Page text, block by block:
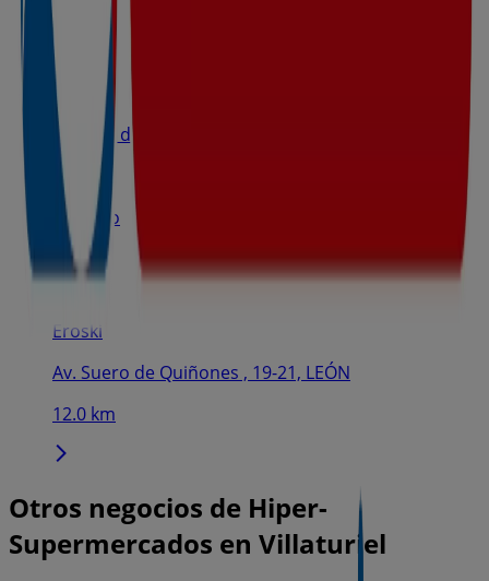
Eroski
Camino de Santiago 74, Villaturiel
3.8 km
Cerrado
Eroski
Av. Suero de Quiñones , 19-21, LEÓN
12.0 km
Otros negocios de Hiper-
Supermercados en Villaturiel